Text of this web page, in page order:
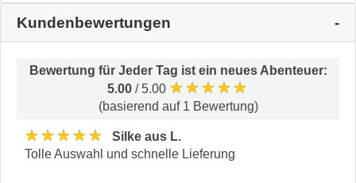
Kundenbewertungen
Bewertung für Jeder Tag ist ein neues Abenteuer:
5.00 / 5.00 ★★★★★
(basierend auf 1 Bewertung)
★★★★★
Silke aus L.
Tolle Auswahl und schnelle Lieferung